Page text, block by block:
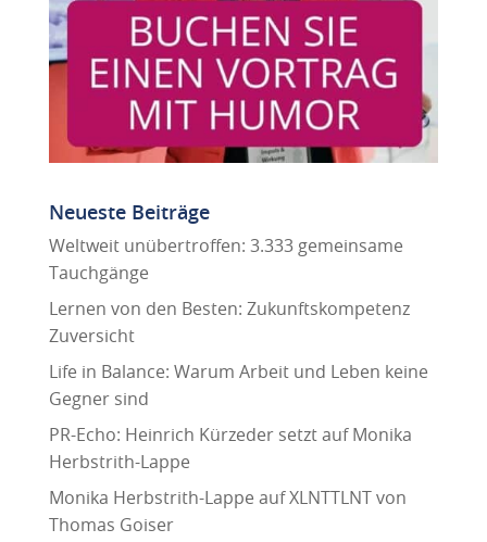
Neueste Beiträge
Weltweit unübertroffen: 3.333 gemeinsame
Tauchgänge
Lernen von den Besten: Zukunftskompetenz
Zuversicht
Life in Balance: Warum Arbeit und Leben keine
Gegner sind
PR-Echo: Heinrich Kürzeder setzt auf Monika
Herbstrith-Lappe
Monika Herbstrith-Lappe auf XLNTTLNT von
Thomas Goiser